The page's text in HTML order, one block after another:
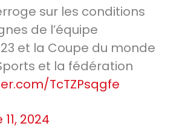
sur les conditions
de l’équipe
et la Coupe du monde
et la fédération
TcTZPsqgfe
2024